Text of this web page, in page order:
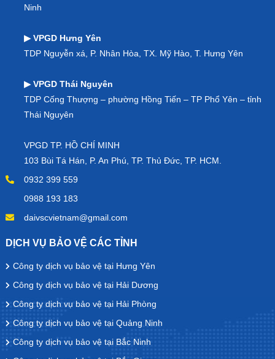
Ninh
▶ VPGD Hưng Yên
TDP Nguyễn xá, P. Nhân Hòa, TX. Mỹ Hào, T. Hưng Yên
▶ VPGD Thái Nguyên
TDP Cống Thượng – phường Hồng Tiến – TP Phổ Yên – tỉnh
Thái Nguyên
VPGD TP. HỒ CHÍ MINH
103 Bùi Tá Hán, P. An Phú, TP. Thủ Đức, TP. HCM.
0932 399 559
0988 193 183
daivscvietnam@gmail.com
DỊCH VỤ BẢO VỆ CÁC TỈNH
Công ty dịch vụ bảo vệ tại Hưng Yên
Công ty dịch vụ bảo vệ tại Hải Dương
Công ty dịch vụ bảo vệ tại Hải Phòng
Công ty dịch vụ bảo vệ tại Quảng Ninh
Công ty dịch vụ bảo vệ tại Bắc Ninh